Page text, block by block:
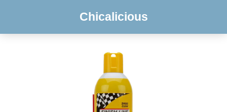
Chicalicious